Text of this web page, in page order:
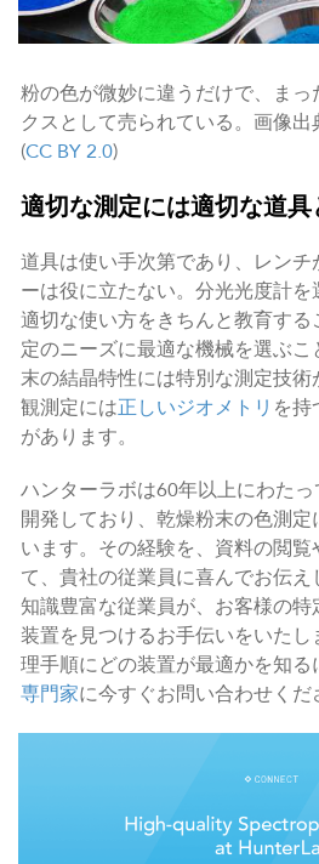
粉の色が微妙に違うだけで、まっ
クスとして売られている。画像
(CC BY 2.0)
適切な測定には適切な道
道具は使い手次第であり、レン
ーは役に立たない。分光光度計
適切な使い方をきちんと教育す
定のニーズに最適な機械を選ぶ
末の結晶特性には特別な測定技
観測定には正しいジオメトリ を持
があります。
ハンターラボは60年以上にわた
開発しており、乾燥粉末の色測
います。その経験を、資料の閲
て、貴社の従業員に喜んでお伝
知識豊富な従業員が、お客様の
装置を見つけるお手伝いをいた
理手順にどの装置が最適かを知る
専門家に今すぐお問い合わせくだ